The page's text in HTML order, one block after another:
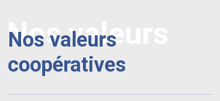
Nos valeurs
coopératives
Nos valeurs